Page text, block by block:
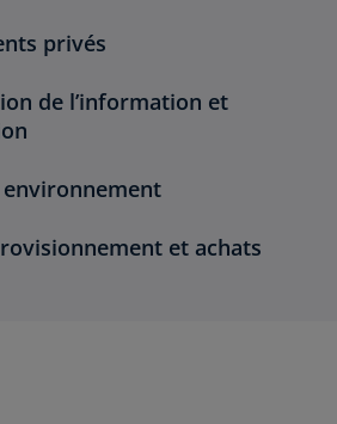
privés
de l’information et
et achats